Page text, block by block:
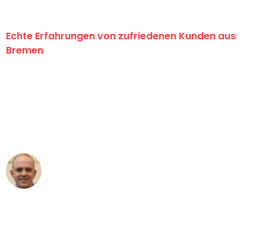
Echte Erfahrungen von zufriedenen Kunden aus
Bremen